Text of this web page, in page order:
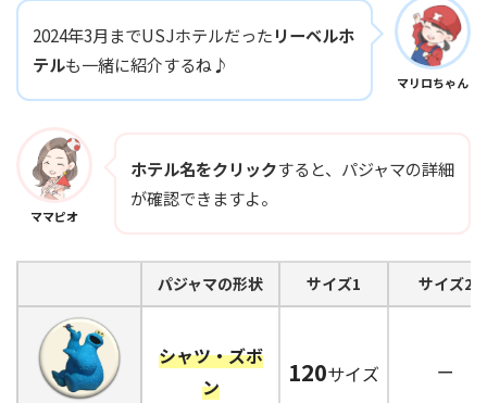
マリロちゃん
2024年3月までUSJホテルだったリーベルホ
テルも一緒に紹介するね♪
ママピオ
ホテル名をクリックすると、パジャマの詳細
が確認できますよ。
パジャマの形状 サイズ1 サイズ2
シャツ・ズボ
ン
120サイズ ー